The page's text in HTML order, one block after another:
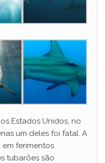
Estados Unidos, no
um deles foi fatal. A
ferimentos
tubarões são